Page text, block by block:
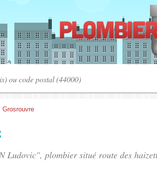
Grosrouvre
Ludovic", plombier situé route des